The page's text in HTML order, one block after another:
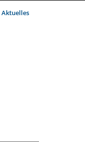
Aktuelles